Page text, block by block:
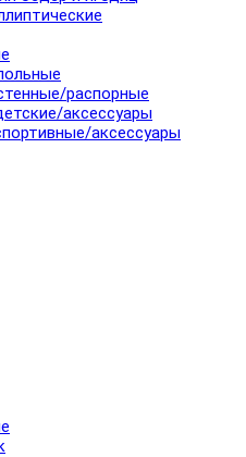
распорные
аксессуары
аксессуары